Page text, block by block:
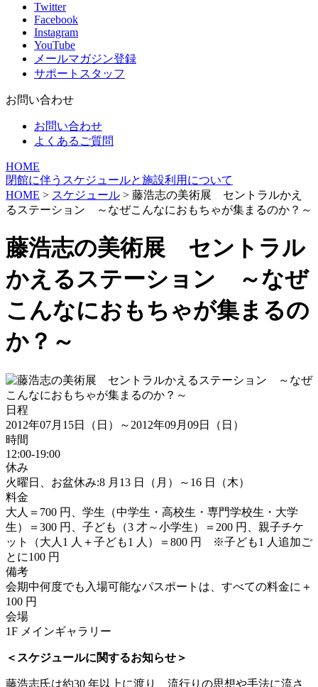
Twitter
Facebook
Instagram
YouTube
メールマガジン登録
サポートスタッフ
お問い合わせ
お問い合わせ
よくあるご質問
HOME
閉館に伴うスケジュールと施設利用について
HOME > スケジュール > 藤浩志の美術展 セントラルかえ
るステーション ～なぜこんなにおもちゃが集まるのか？～
藤浩志の美術展 セントラル
かえるステーション ～なぜ
こんなにおもちゃが集まるの
か？～
日程
2012年07月15日（日）～2012年09月09日（日）
時間
12:00-19:00
休み
火曜日、お盆休み:8 月13 日（月）～16 日（木）
料金
大人＝700 円、学生（中学生・高校生・専門学校生・大学
生）＝300 円、子ども（3 才～小学生）＝200 円、親子チケ
ット（大人1 人＋子ども1 人）＝800 円 ※子ども1 人追加ご
とに100 円
備考
会期中何度でも入場可能なパスポートは、すべての料金に＋
100 円
会場
1F メインギャラリー
＜スケジュールに関するお知らせ＞
藤浩志氏は約30 年以上に渡り、流行りの思想や手法に流さ